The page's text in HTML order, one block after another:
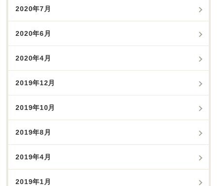
2020年7月
2020年6月
2020年4月
2019年12月
2019年10月
2019年8月
2019年4月
2019年1月